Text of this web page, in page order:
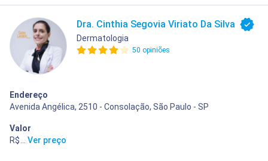
Dra. Cinthia Segovia Viriato Da Silva
Dermatologia
50 opiniões
Endereço
Avenida Angélica, 2510 - Consolação, São Paulo - SP
Valor
R$ 400,00
Ver preço